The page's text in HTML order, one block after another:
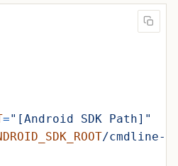
="[Android SDK Path]"
/cmdline-